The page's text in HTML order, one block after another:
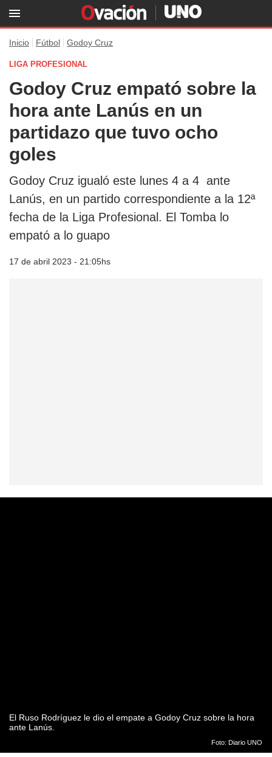
Inicio Fútbol Godoy Cruz
LIGA PROFESIONAL
Godoy Cruz empató sobre la
hora ante Lanús en un
partidazo que tuvo ocho
goles
Godoy Cruz igualó este lunes 4 a 4 ante
Lanús, en un partido correspondiente a la 12ª
fecha de la Liga Profesional. El Tomba lo
empató a lo guapo
17 de abril 2023 - 21:05hs
El Ruso Rodríguez le dio el empate a Godoy Cruz sobre la hora
ante Lanús.
Foto: Diario UNO